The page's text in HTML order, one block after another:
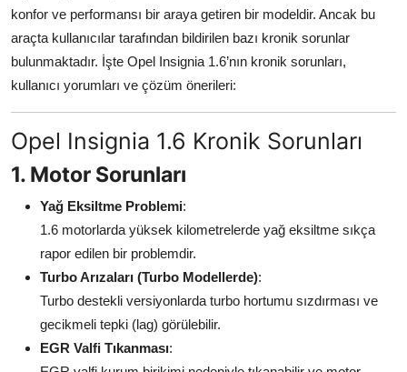
LPG & Yakıt
Elektrik & Akü
Aydınlatma & Görüş
Şanzıman & Aktarma
Dizel Sistemler
Multimedya & Elektronik
konfor ve performansı bir araya getiren bir modeldir. Ancak bu
araçta kullanıcılar tarafından bildirilen bazı kronik sorunlar
bulunmaktadır. İşte Opel Insignia 1.6’nın kronik sorunları,
kullanıcı yorumları ve çözüm önerileri:
Opel Insignia 1.6 Kronik Sorunları
1. Motor Sorunları
Yağ Eksiltme Problemi:
1.6 motorlarda yüksek kilometrelerde yağ eksiltme sıkça
rapor edilen bir problemdir.
Turbo Arızaları (Turbo Modellerde):
Turbo destekli versiyonlarda turbo hortumu sızdırması ve
gecikmeli tepki (lag) görülebilir.
EGR Valfi Tıkanması: